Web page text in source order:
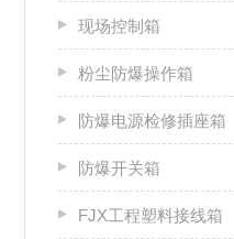
现场控制箱
粉尘防爆操作箱
防爆电源检修插座箱
防爆开关箱
FJX工程塑料接线箱